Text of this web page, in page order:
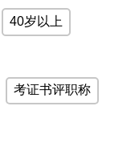
40岁以上
考证书评职称